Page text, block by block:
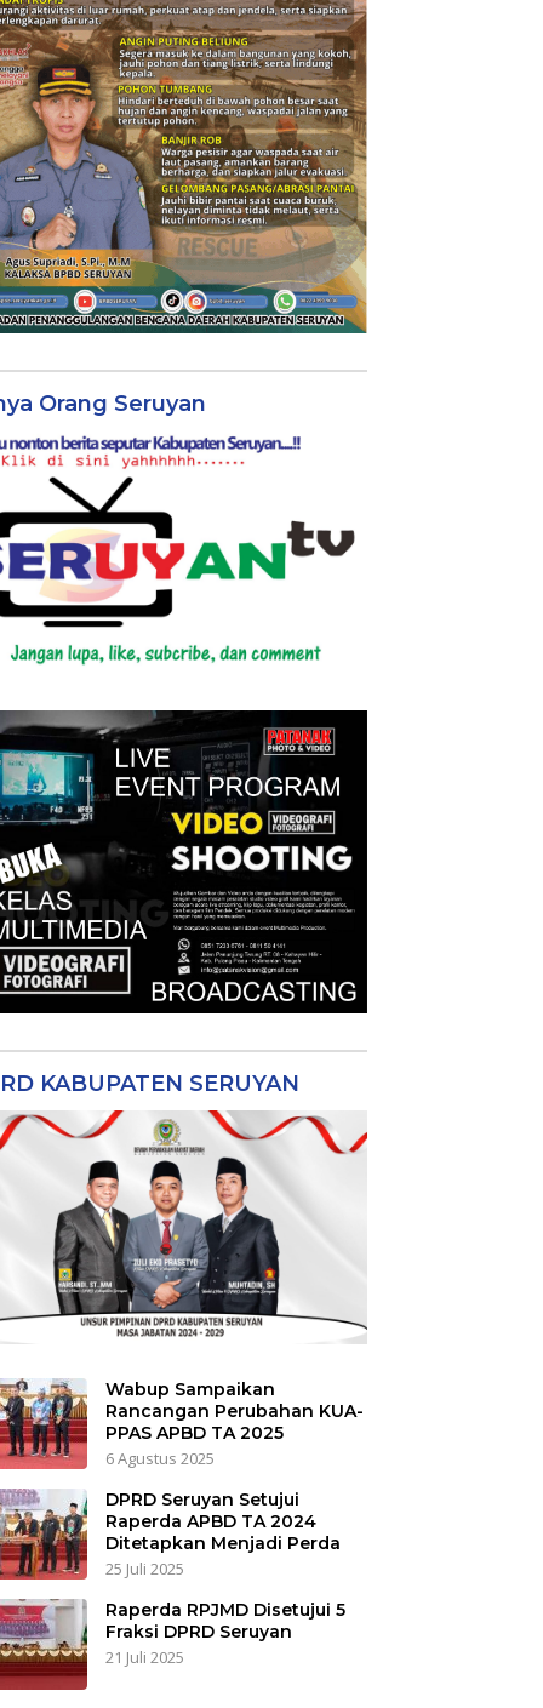
Orang Seruyan
KABUPATEN SERUYAN
Wabup Sampaikan
Rancangan Perubahan KUA-
PPAS APBD TA 2025
6 Agustus 2025
DPRD Seruyan Setujui
Raperda APBD TA 2024
Ditetapkan Menjadi Perda
25 Juli 2025
Raperda RPJMD Disetujui 5
Fraksi DPRD Seruyan
21 Juli 2025